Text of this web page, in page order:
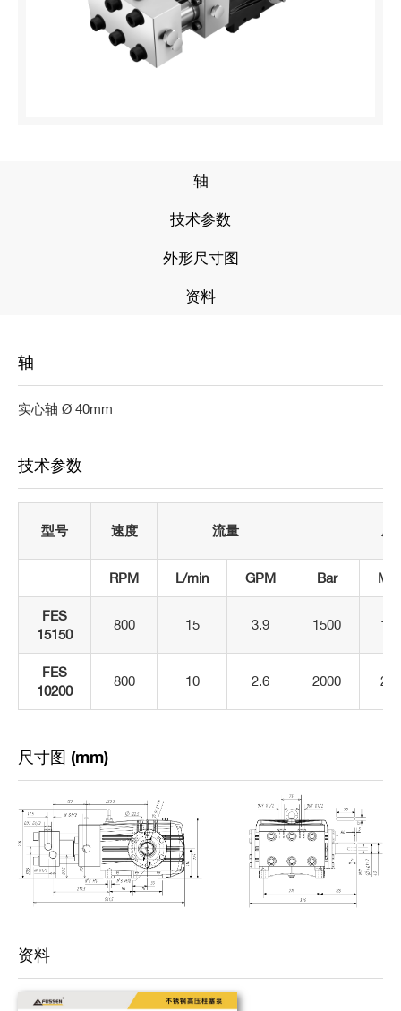
轴
技术参数
外形尺寸图
资料
轴
实心轴 Ø 40mm
技术参数
型号 速度 流量 压
RPM L/min GPM Bar
FES
15150
800 15 3.9 1500 150
FES
10200
800 10 2.6 2000 200
尺寸图 (mm)
资料